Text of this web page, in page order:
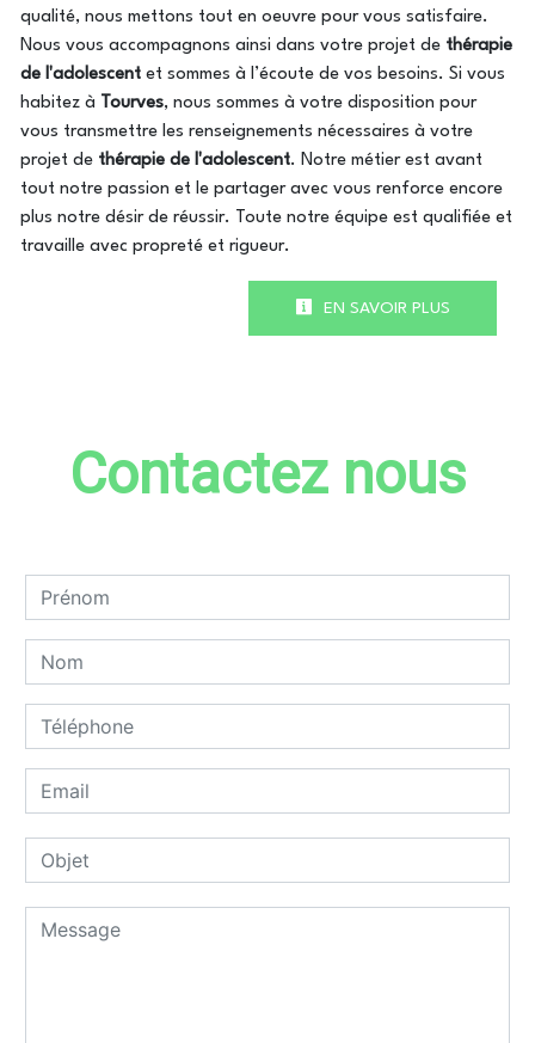
qualité, nous mettons tout en oeuvre pour vous satisfaire.
Nous vous accompagnons ainsi dans votre projet de thérapie
de l'adolescent et sommes à l’écoute de vos besoins. Si vous
habitez à Tourves, nous sommes à votre disposition pour
vous transmettre les renseignements nécessaires à votre
projet de thérapie de l'adolescent. Notre métier est avant
tout notre passion et le partager avec vous renforce encore
plus notre désir de réussir. Toute notre équipe est qualifiée et
travaille avec propreté et rigueur.
EN SAVOIR PLUS
Contactez nous